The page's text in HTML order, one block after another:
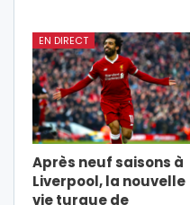
EN DIRECT
Après neuf saisons à
Liverpool, la nouvelle
vie turque de